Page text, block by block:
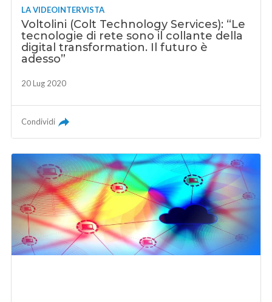
LA VIDEOINTERVISTA
Voltolini (Colt Technology Services): “Le
tecnologie di rete sono il collante della
digital transformation. Il futuro è
adesso”
20 Lug 2020
Condividi